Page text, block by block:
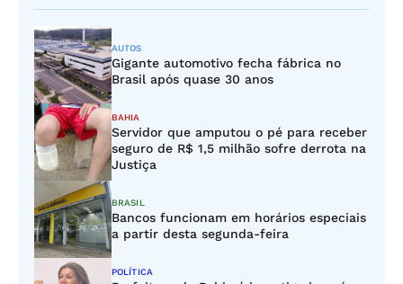
AUTOS
Gigante automotivo fecha fábrica no
Brasil após quase 30 anos
BAHIA
Servidor que amputou o pé para receber
seguro de R$ 1,5 milhão sofre derrota na
Justiça
BRASIL
Bancos funcionam em horários especiais
a partir desta segunda-feira
POLÍTICA